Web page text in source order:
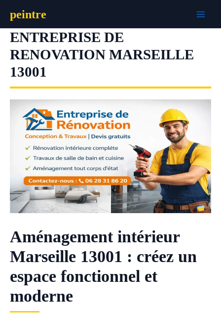
contenu
peintre
ENTREPRISE DE
RENOVATION MARSEILLE
13001
Aménagement intérieur
Marseille 13001 : créez un
espace fonctionnel et
moderne